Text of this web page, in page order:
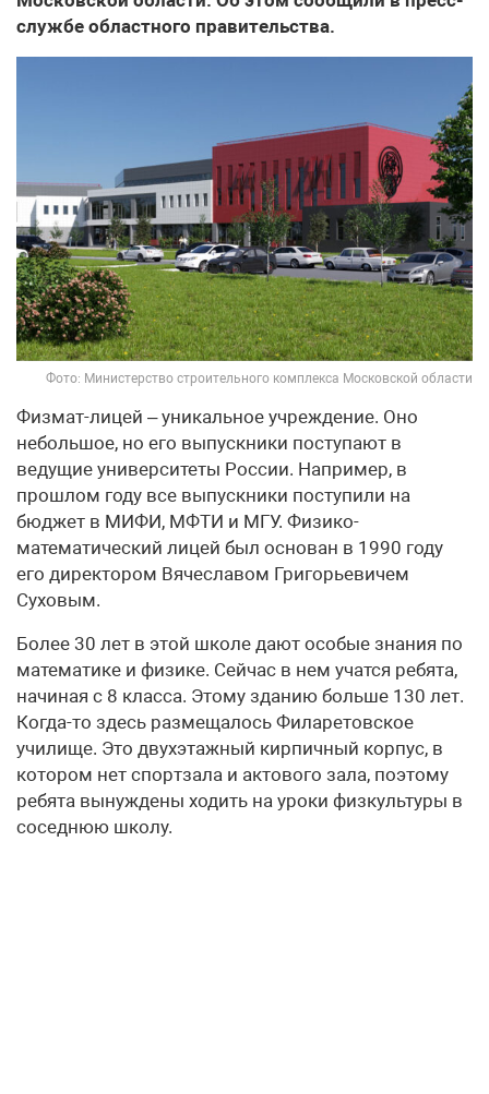
службе областного правительства.
Фото: Министерство строительного комплекса Московской области
Физмат-лицей – уникальное учреждение. Оно
небольшое, но его выпускники поступают в
ведущие университеты России. Например, в
прошлом году все выпускники поступили на
бюджет в МИФИ, МФТИ и МГУ. Физико-
математический лицей был основан в 1990 году
его директором Вячеславом Григорьевичем
Суховым.
Более 30 лет в этой школе дают особые знания по
математике и физике. Сейчас в нем учатся ребята,
начиная с 8 класса. Этому зданию больше 130 лет.
Когда-то здесь размещалось Филаретовское
училище. Это двухэтажный кирпичный корпус, в
котором нет спортзала и актового зала, поэтому
ребята вынуждены ходить на уроки физкультуры в
соседнюю школу.